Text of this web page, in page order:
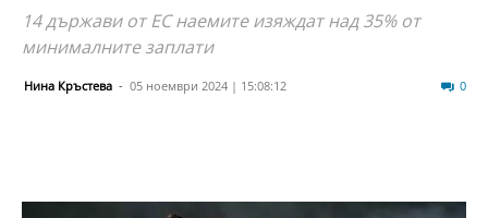
14 държави от ЕС наемите изяждат над 35% от
минималните заплати
Нина Кръстева - 05 ноември 2024 | 15:08:12 0